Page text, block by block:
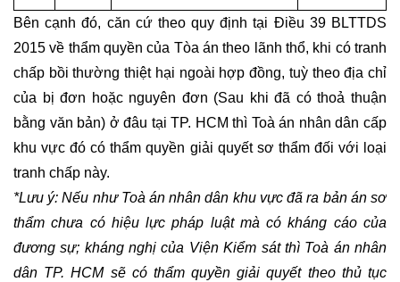
TƯ
HỎI
ĐÁP
LUẬT
CẠNH
TRANH
HỎI
ĐÁP
XUẤT
NHẬP
KHẨU
Bên cạnh đó, căn cứ theo quy định tại Điều 39 BLTTDS
2015 về thẩm quyền của Tòa án theo lãnh thổ, khi có tranh
chấp bồi thường thiệt hại ngoài hợp đồng, tuỳ theo địa chỉ
của bị đơn hoặc nguyên đơn (Sau khi đã có thoả thuận
bằng văn bản) ở đâu tại TP. HCM thì Toà án nhân dân cấp
khu vực đó có thẩm quyền giải quyết sơ thẩm đối với loại
tranh chấp này.
*Lưu ý: Nếu như Toà án nhân dân khu vực đã ra bản án sơ
thẩm chưa có hiệu lực pháp luật mà có kháng cáo của
đương sự; kháng nghị của Viện Kiểm sát thì Toà án nhân
dân TP. HCM sẽ có thẩm quyền giải quyết theo thủ tục